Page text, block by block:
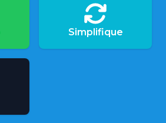
Simplifique